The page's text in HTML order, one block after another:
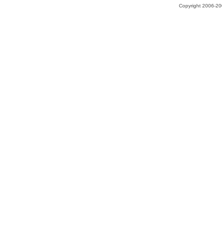
Copyright 2006-